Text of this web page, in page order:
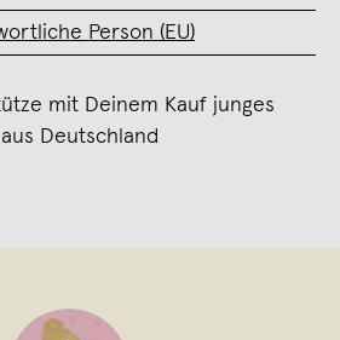
Person (EU)
mit Deinem Kauf junges
Deutschland